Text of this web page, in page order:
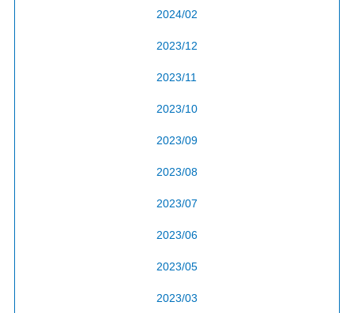
2024/02
2023/12
2023/11
2023/10
2023/09
2023/08
2023/07
2023/06
2023/05
2023/03